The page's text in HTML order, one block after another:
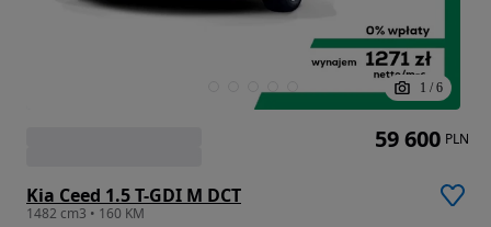
1 / 6
Kia Ceed 1.5 T-GDI M DCT
1482 cm3 • 160 KM
59 600 PLN